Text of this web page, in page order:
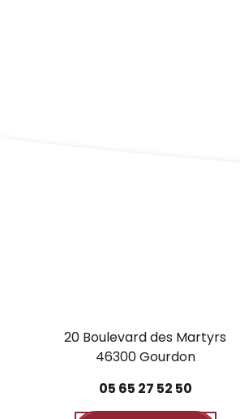
20 Boulevard des Martyrs
46300 Gourdon
05 65 27 52 50